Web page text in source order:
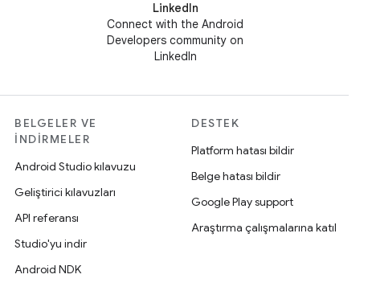
LinkedIn
Connect with the Android
Developers community on
LinkedIn
BELGELER VE
İNDIRMELER
Android Studio kılavuzu
Geliştirici kılavuzları
API referansı
Studio'yu indir
Android NDK
DESTEK
Platform hatası bildir
Belge hatası bildir
Google Play support
Araştırma çalışmalarına katıl